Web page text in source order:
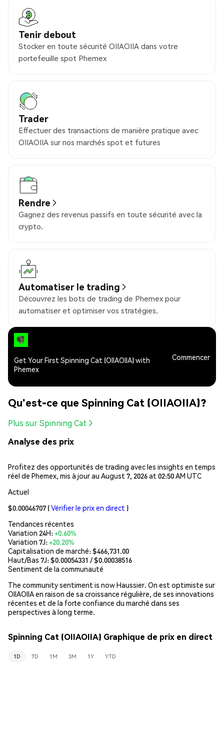
Tenir debout
Stocker en toute sécurité OIIAOIIA dans votre
portefeuille spot Phemex
Trader
Effectuer des transactions de manière pratique avec
OIIAOIIA sur nos marchés spot et futures
Rendre
Gagnez des revenus passifs en toute sécurité avec la
crypto.
Automatiser le trading
Découvrez les bots de trading de Phemex pour
automatiser et optimiser vos stratégies.
Get Your First Spinning Cat (OIIAOIIA) with
Phemex
Commencer
Qu'est-ce que Spinning Cat (OIIAOIIA)?
Plus sur Spinning Cat
Analyse des prix
Profitez des opportunités de trading avec les insights en temps
réel de Phemex, mis à jour au August 7, 2026 at 02:50 AM UTC
Actuel
$0.00046707 (Vérifier le prix en direct )
Tendances récentes
Variation 24H:+0.60%
Variation 7J:+20.20%
Capitalisation de marché:$466,731.00
Haut/Bas 7J: $0.00054331 / $0.00038516
Sentiment de la communauté
The community sentiment is now Haussier. On est optimiste sur
OIIAOIIA en raison de sa croissance régulière, de ses innovations
récentes et de la forte confiance du marché dans ses
perspectives à long terme.
Spinning Cat (OIIAOIIA) Graphique de prix en direct
1D 7D 1M 3M 1Y YTD